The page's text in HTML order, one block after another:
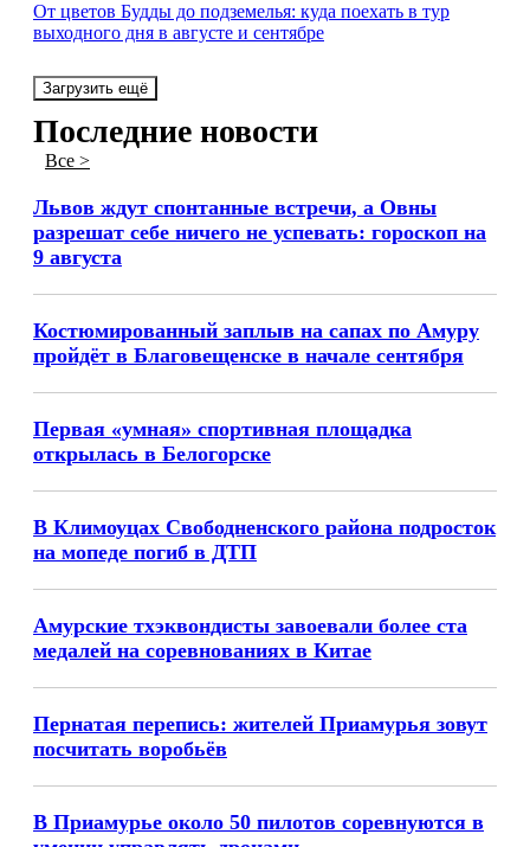
От цветов Будды до подземелья: куда поехать в тур
выходного дня в августе и сентябре
Загрузить ещё
Последние новости
Все >
Львов ждут спонтанные встречи, а Овны
разрешат себе ничего не успевать: гороскоп на
9 августа
Костюмированный заплыв на сапах по Амуру
пройдёт в Благовещенске в начале сентября
Первая «умная» спортивная площадка
открылась в Белогорске
В Климоуцах Свободненского района подросток
на мопеде погиб в ДТП
Амурские тхэквондисты завоевали более ста
медалей на соревнованиях в Китае
Пернатая перепись: жителей Приамурья зовут
посчитать воробьёв
В Приамурье около 50 пилотов соревнуются в